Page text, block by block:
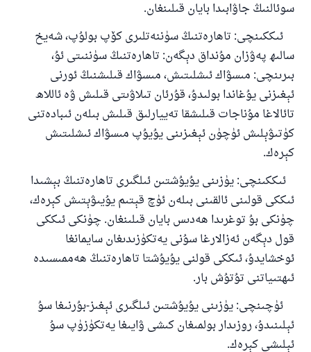
سوئالنىڭ جاۋابىدا بايان قىلىنغان.
ئىككىنچى: تاھارەتنىڭ سۈننەتلىرى كۆپ بولۇپ، شەيخ
سالىھ پەۋزان مۇنداق دېگەن: تاھارەتنىڭ سۈننىتى ئۇ،
بىرىنچى: مىسۋاك ئىشلىتىش، مىسۋاك قىلىشنىڭ ئورنى
ئېغىزنى يۇغاندا بولىدۇ، قۇرئان تىلاۋىتى قىلىش ۋە ئاللاھ
تائالاغا مۇناجات قىلىشقا تەييارلىق قىلىش بىلەن ئىبادەتنى
كۈتىۋېلىش ئۈچۈن ئېغىزىنى يۇيۇپ مىسۋاك ئىشلىتىش
كېرەك.
ئىككىنچى: يۈزىنى يۇيۇشتىن ئىلگىرى تاھارەتنىڭ بېشىدا
ئىككى قولىنى ئالقىنى بىلەن ئۈچ قېتىم يۇيىۋېتىش كېرەك،
چۈنكى بۇ توغرىدا ھەدىس بايان قىلىنغان. چۈنكى ئىككى
قول دېگەن ئەزالارغا سۇنى يەتكۈزىدىغان سايمانغا
ئوخشايدۇ، ئىككى قولنى يۇيۇشتا تاھارەتنىڭ ھەممىسىدە
ئىھتىياتنى تۇتۇش بار.
ئۈچىنچى: يۈزىنى يۇيۇشتىن ئىلگىرى ئېغىز-بۇرنىغا سۇ
ئېلىنىدۇ، روزىدار بولمىغان كىشى ۋايىغا يەتكۈزۈپ سۇ
ئېلىشى كېرەك.
110845 - نومۇرلۇق سوئالنىڭ جاۋابى
ئائىلىنى ساقلاپ قالدى
ئۇممەتكە جاۋاپ بېرىشىمىزگە ياردەم قىلىڭ
ياخشىلىققا باشلارپ قويغان كىشى قىلغۇچىغا
ئوخشاش ساۋاپقا ئېرىشىدۇ